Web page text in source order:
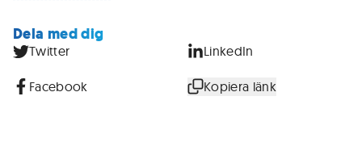
Dela med dig
Twitter LinkedIn
Facebook Kopiera länk